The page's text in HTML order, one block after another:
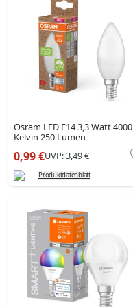
Osram LED E14 3,3 Watt 4000
Kelvin 250 Lumen
0,99 €UVP:3,49 €
Produktdatenblatt